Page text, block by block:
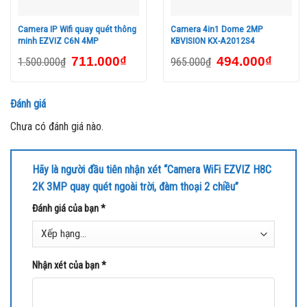
1. Giới thiệu Camera EZVIZ H8C 3MP
Camera WiFi EZVIZ H8C 2K 3MP
là một trong những sản phẩm
mới nhất của EZVIZ, được ra mắt vào năm 2020. Với độ phân giải
bạn có thể quan sát và giám sát một cách rõ ràng và chính xác.
Thiết kế nhỏ gọn và hiện đại của camera cũng là một điểm cộng
Camera IP Wifi quay quét thông
minh EZVIZ C6N 4MP
1.500.000₫ 711.000₫
Camera 4in1 Dome 2MP
KBVISION KX-A2012S4
965.000₫ 494.000₫
Đánh giá
Chưa có đánh giá nào.
Hãy là người đầu tiên nhận xét “Camera WiFi EZVIZ H8C
2K 3MP quay quét ngoài trời, đàm thoại 2 chiều”
Đánh giá của bạn*
Nhận xét của bạn*